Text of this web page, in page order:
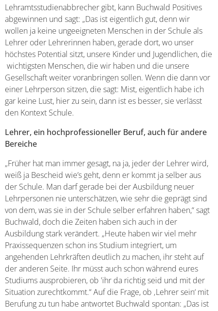
Lehramtsstudienabbrecher gibt, kann Buchwald Positives
abgewinnen und sagt: „Das ist eigentlich gut, denn wir
wollen ja keine ungeeigneten Menschen in der Schule als
Lehrer oder Lehrerinnen haben, gerade dort, wo unser
höchstes Potential sitzt, unsere Kinder und Jugendlichen, die
wichtigsten Menschen, die wir haben und die unsere
Gesellschaft weiter voranbringen sollen. Wenn die dann vor
einer Lehrperson sitzen, die sagt: Mist, eigentlich habe ich
gar keine Lust, hier zu sein, dann ist es besser, sie verlässt
den Kontext Schule.
Lehrer, ein hochprofessioneller Beruf, auch für andere
Bereiche
„Früher hat man immer gesagt, na ja, jeder der Lehrer wird,
weiß ja Bescheid wie’s geht, denn er kommt ja selber aus
der Schule. Man darf gerade bei der Ausbildung neuer
Lehrpersonen nie unterschätzen, wie sehr die geprägt sind
von dem, was sie in der Schule selber erfahren haben,“ sagt
Buchwald, doch die Zeiten haben sich auch in der
Ausbildung stark verändert. „Heute haben wir viel mehr
Praxissequenzen schon ins Studium integriert, um
angehenden Lehrkräften deutlich zu machen, ihr steht auf
der anderen Seite. Ihr müsst auch schon während eures
Studiums ausprobieren, ob 'ihr da richtig seid und mit der
Situation zurechtkommt.“ Auf die Frage, ob ‚Lehrer sein‘ mit
Berufung zu tun habe antwortet Buchwald spontan: „Das ist